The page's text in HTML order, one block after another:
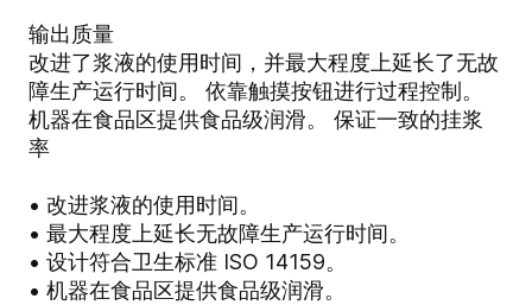
输出质量
改进了浆液的使用时间，并最大程度上延长了无故
障生产运行时间。 依靠触摸按钮进行过程控制。
机器在食品区提供食品级润滑。 保证一致的挂浆
率
• 改进浆液的使用时间。
• 最大程度上延长无故障生产运行时间。
• 设计符合卫生标准 ISO 14159。
• 机器在食品区提供食品级润滑。